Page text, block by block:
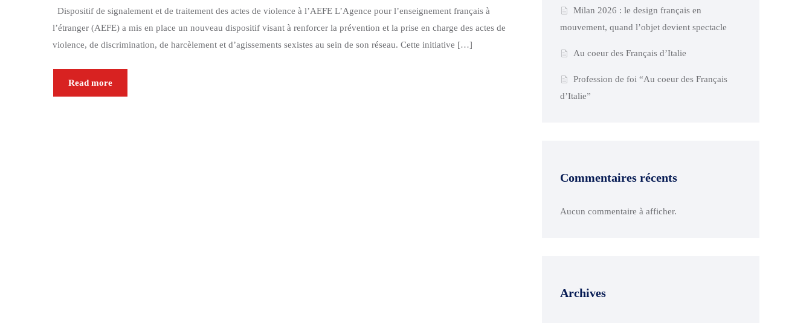
Dispositif de signalement et de traitement des actes de violence à l’AEFE L’Agence pour l’enseignement français à
l’étranger (AEFE) a mis en place un nouveau dispositif visant à renforcer la prévention et la prise en charge des actes de
violence, de discrimination, de harcèlement et d’agissements sexistes au sein de son réseau. Cette initiative […]
Read more
Milan 2026 : le design français en
mouvement, quand l’objet devient spectacle
Au coeur des Français d’Italie
Profession de foi “Au coeur des Français
d’Italie”
Commentaires récents
Aucun commentaire à afficher.
Archives